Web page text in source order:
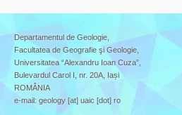
Departamentul de Geologie,
Facultatea de Geografie şi Geologie,
Universitatea “Alexandru Ioan Cuza”,
Bulevardul Carol I, nr. 20A, Iași
ROMÂNIA
e-mail: geology [at] uaic [dot] ro